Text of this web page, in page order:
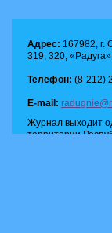
Адрес: 167982, г.
319, 320, «Радуга»
Телефон: (8-212)
E-mail:
Журнал выходит
территории